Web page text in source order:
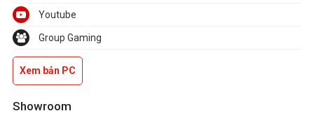
Youtube
Group Gaming
Xem bản PC
Showroom